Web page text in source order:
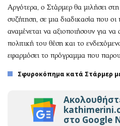
Αργότερα, ο Στάρμερ θα μιλήσει
συζήτηση, σε μια διαδικασία που οι
αναμένεται να αξιοποιήσουν για
πολιτική του θέση και το
εφαρμόσει το πρόγραμμα που
Σφυροκόπημα κατά Στάρμερ
στο Google